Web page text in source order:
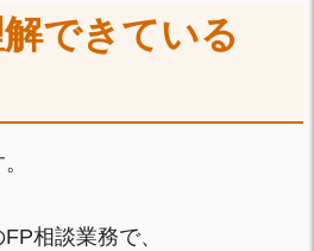
できている
相談業務で、